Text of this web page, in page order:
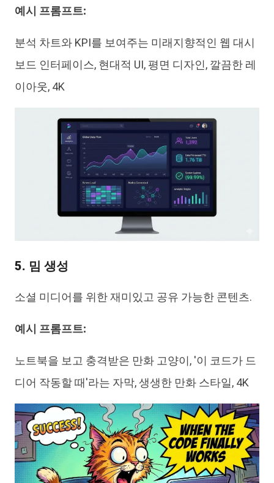
예시 프롬프트:
분석 차트와 KPI를 보여주는 미래지향적인 웹 대시
보드 인터페이스, 현대적 UI, 평면 디자인, 깔끔한 레
이아웃, 4K
5. 밈 생성
소셜 미디어를 위한 재미있고 공유 가능한 콘텐츠.
예시 프롬프트:
노트북을 보고 충격받은 만화 고양이, '이 코드가 드
디어 작동할 때'라는 자막, 생생한 만화 스타일, 4K